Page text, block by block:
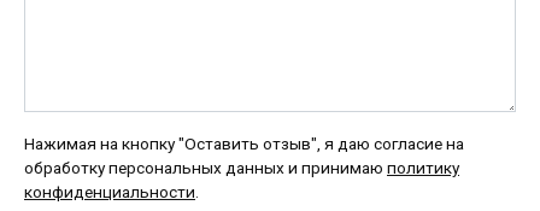
Нажимая на кнопку "Оставить отзыв", я даю согласие на
обработку персональных данных и принимаю политику
конфиденциальности.